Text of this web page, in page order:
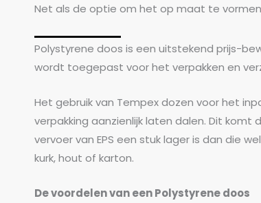
Net als de optie om het op maat te
Polystyrene doos is een uitstekend prijs-
wordt toegepast voor het verpakken en
Het gebruik van Tempex dozen voor het
verpakking aanzienlijk laten dalen. Dit
vervoer van EPS een stuk lager is dan die
kurk, hout of karton.
De voordelen van een Polystyrene doos